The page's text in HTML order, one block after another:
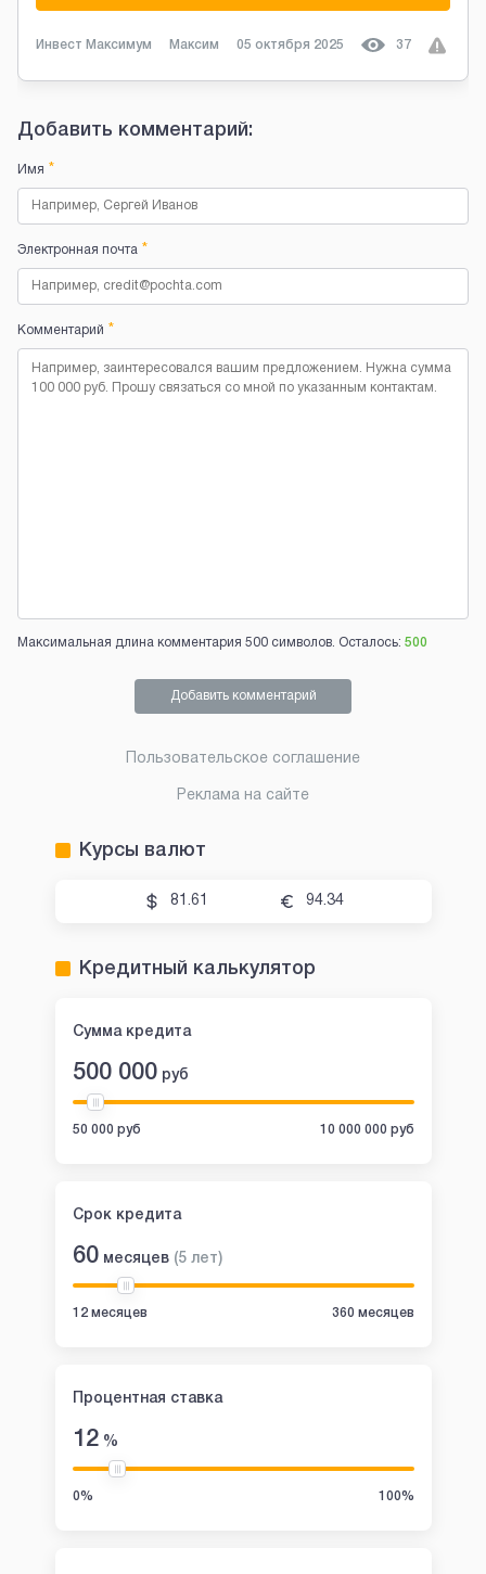
Инвест Максимум Максим 05 октября 2025 37
Добавить комментарий:
Имя *
Электронная почта *
Комментарий *
Максимальная длина комментария 500 символов. Осталось: 500
Добавить комментарий
Пользовательское соглашение
Реклама на сайте
Курсы валют
81.61 94.34
Кредитный калькулятор
Сумма кредита
500 000 руб
50 000 руб 10 000 000 руб
Срок кредита
60 месяцев (5 лет)
12 месяцев 360 месяцев
Процентная ставка
12%
0% 100%